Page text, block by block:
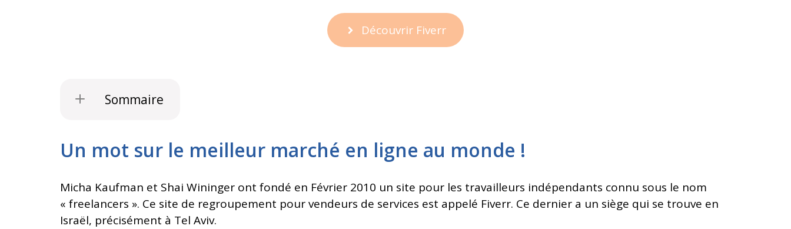
Découvrir Fiverr
Sommaire
Un mot sur le meilleur marché en ligne au monde !
Micha Kaufman et Shai Wininger ont fondé en Février 2010 un site pour les travailleurs indépendants connu sous le nom
« freelancers ». Ce site de regroupement pour vendeurs de services est appelé Fiverr. Ce dernier a un siège qui se trouve en
Israël, précisément à Tel Aviv.